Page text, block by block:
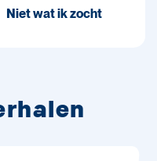
Niet wat ik zocht